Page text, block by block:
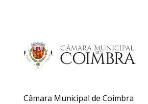
Câmara Municipal de Coimbra